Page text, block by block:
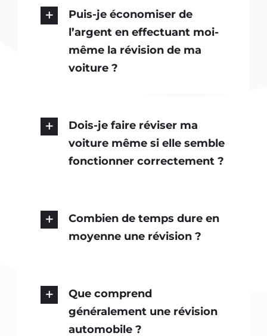
Puis-je économiser de
l’argent en effectuant moi-
même la révision de ma
voiture ?
Dois-je faire réviser ma
voiture même si elle semble
fonctionner correctement ?
Combien de temps dure en
moyenne une révision ?
Que comprend
généralement une révision
automobile ?